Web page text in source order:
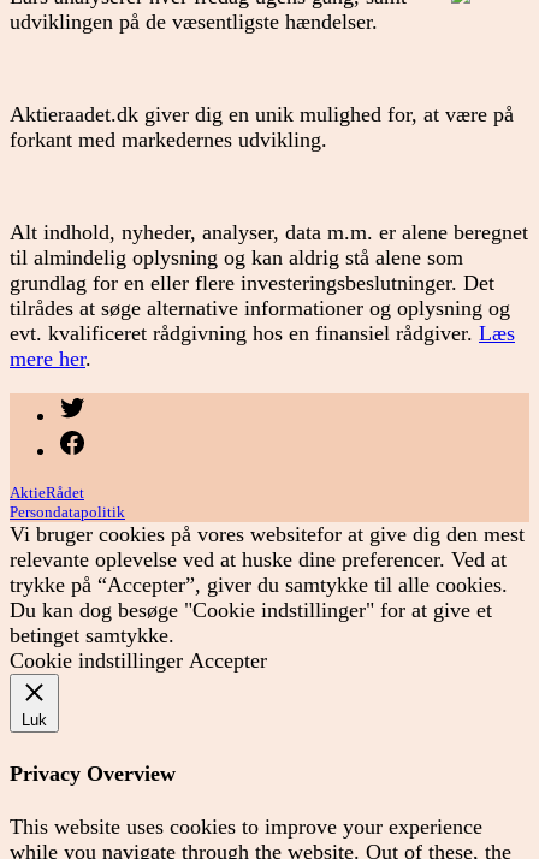
udviklingen på de væsentligste hændelser.
Aktieraadet.dk giver dig en unik mulighed for, at være på
forkant med markedernes udvikling.
Alt indhold, nyheder, analyser, data m.m. er alene beregnet
til almindelig oplysning og kan aldrig stå alene som
grundlag for en eller flere investeringsbeslutninger. Det
tilrådes at søge alternative informationer og oplysning og
evt. kvalificeret rådgivning hos en finansiel rådgiver. Læs
mere her.
AktieRådet
Persondatapolitik
Vi bruger cookies på vores websitefor at give dig den mest
relevante oplevelse ved at huske dine preferencer. Ved at
trykke på “Accepter”, giver du samtykke til alle cookies.
Du kan dog besøge "Cookie indstillinger" for at give et
betinget samtykke.
Cookie indstillinger Accepter
Luk
Privacy Overview
This website uses cookies to improve your experience
while you navigate through the website. Out of these, the